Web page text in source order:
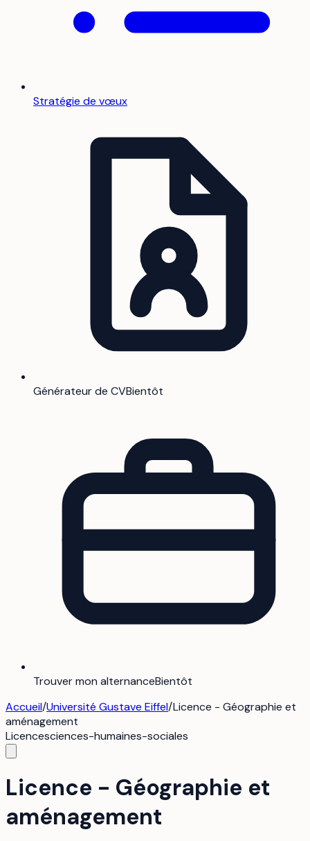
Stratégie de vœux
Générateur de CVBientôt
Trouver mon alternanceBientôt
Accueil/Université Gustave Eiffel/Licence - Géographie et
aménagement
Licencesciences-humaines-sociales
Licence - Géographie et
aménagement